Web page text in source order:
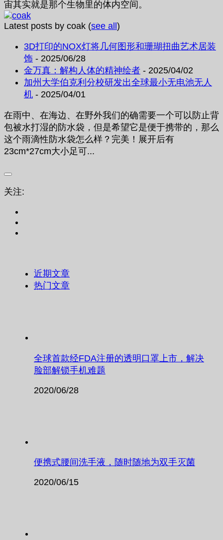
宙其实就是那个生物里的体内空间。
Latest posts by coak (see all)
3D打印的NOX灯将几何图形和珊瑚扭曲艺术居装
饰 - 2025/06/28
金万真：解构人体的精神绘者 - 2025/04/02
加州大学伯克利分校研发出全球最小无电池无人
机 - 2025/04/01
在雨中、在海边、在野外我们的确需要一个可以防止背
包被水打湿的防水袋，但是希望它是便于携带的，那么
这个雨滴性防水袋怎么样？完美！展开后有
23cm*27cm大小足可...
关注:
近期文章
热门文章
全球首款经FDA注册的透明口罩上市，解决
脸部解锁手机难题
2020/06/28
便携式腰间洗手液，随时随地为双手灭菌
2020/06/15